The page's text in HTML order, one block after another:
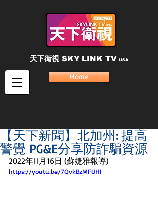
天下衛視 SKY LINK TV USA
Home
【天下新聞】北加州: 提高
警覺 PG&E分享防詐騙資源
2022年11月16日 (蘇婕雅報導)
https://youtu.be/7QvkBzMFUHI